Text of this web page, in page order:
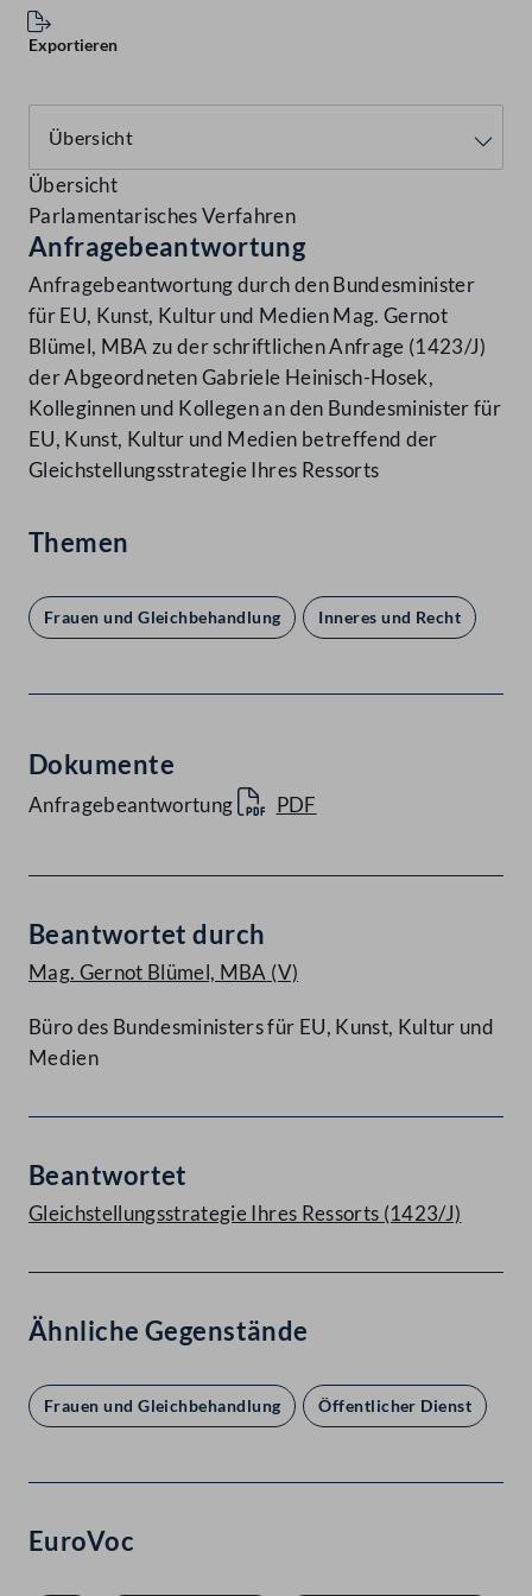
Exportieren
Übersicht
Parlamentarisches Verfahren
Anfragebeantwortung
Anfragebeantwortung durch den Bundesminister
für EU, Kunst, Kultur und Medien Mag. Gernot
Blümel, MBA zu der schriftlichen Anfrage (1423/J)
der Abgeordneten Gabriele Heinisch-Hosek,
Kolleginnen und Kollegen an den Bundesminister für
EU, Kunst, Kultur und Medien betreffend der
Gleichstellungsstrategie Ihres Ressorts
Themen
Frauen und Gleichbehandlung Inneres und Recht
Dokumente
Anfragebeantwortung PDF
Beantwortet durch
Mag. Gernot Blümel, MBA (V)
Büro des Bundesministers für EU, Kunst, Kultur und
Medien
Beantwortet
Gleichstellungsstrategie Ihres Ressorts (1423/J)
Ähnliche Gegenstände
Frauen und Gleichbehandlung Öffentlicher Dienst
EuroVoc